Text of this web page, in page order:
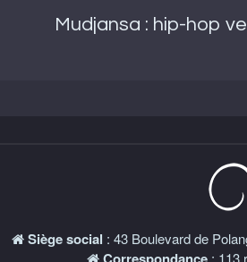
Mudjansa : hip-hop
Siège social : 43 Boulevard de
: 113